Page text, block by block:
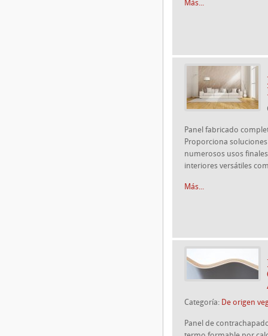
Más...
Panel fabricado
Proporciona
numerosos usos
interiores versátiles
Más...
Categoría: De origen
Panel de